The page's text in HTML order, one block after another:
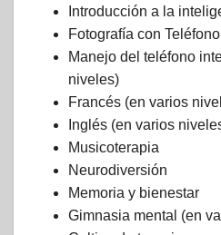
Introducción a la
Fotografía con Teléfono
Manejo del teléfono
niveles)
Francés (en varios
Inglés (en varios
Musicoterapia
Neurodiversión
Memoria y bienestar
Gimnasia mental (en